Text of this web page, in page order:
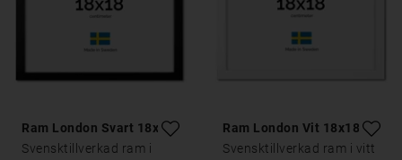
Ram London Svart 18x18
Svensktillverkad ram i
Ram London Vit 18x18
Svensktillverkad ram i vitt